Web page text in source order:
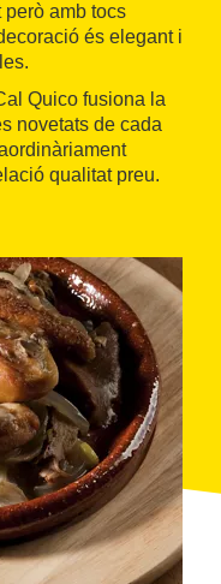
amb tocs
és elegant i
Quico fusiona la
novetats de cada
qualitat preu.